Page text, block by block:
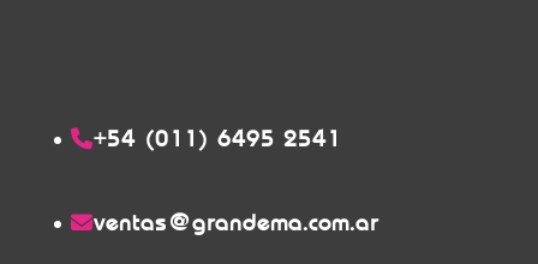
+54 (011) 6495 2541
ventas@grandema.com.ar